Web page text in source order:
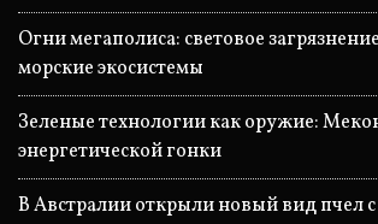
Огни мегаполиса: световое
морские экосистемы
Зеленые технологии как оружие:
энергетической гонки
В Австралии открыли новый вид пчел с